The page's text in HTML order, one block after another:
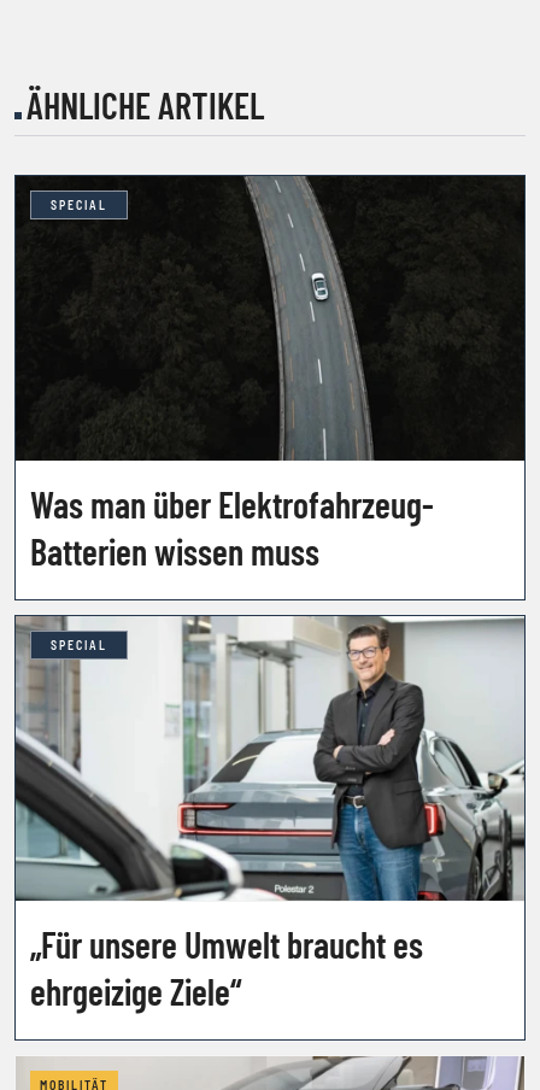
ÄHNLICHE ARTIKEL
SPECIAL
Was man über Elektrofahrzeug-
Batterien wissen muss
SPECIAL
„Für unsere Umwelt braucht es
ehrgeizige Ziele“
MOBILITÄT